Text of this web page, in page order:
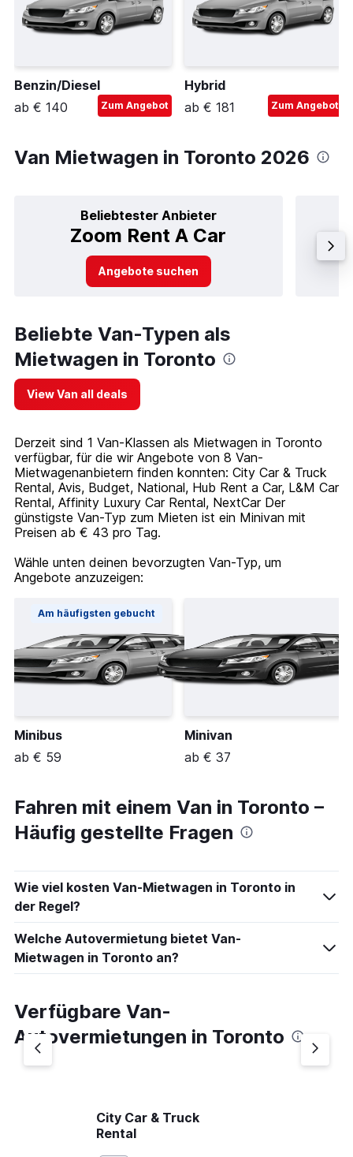
Benzin/Diesel
ab € 140
Zum Angebot
Hybrid
ab € 181
Zum Angebot
Van Mietwagen in Toronto 2026
Beliebtester Anbieter
Zoom Rent A Car
Angebote suchen
Beliebte Van-Typen als
Mietwagen in Toronto
View Van all deals
Derzeit sind 1 Van-Klassen als Mietwagen in Toronto
verfügbar, für die wir Angebote von 8 Van-
Mietwagenanbietern finden konnten: City Car & Truck
Rental, Avis, Budget, National, Hub Rent a Car, L&M Car
Rental, Affinity Luxury Car Rental, NextCar Der
günstigste Van-Typ zum Mieten ist ein Minivan mit
Preisen ab € 43 pro Tag.
Wähle unten deinen bevorzugten Van-Typ, um
Angebote anzuzeigen:
Am häufigsten gebucht
Minibus
ab € 59
Minivan
ab € 37
Fahren mit einem Van in Toronto –
Häufig gestellte Fragen
Wie viel kosten Van-Mietwagen in Toronto in
der Regel?
Welche Autovermietung bietet Van-
Mietwagen in Toronto an?
Verfügbare Van-
Autovermietungen in Toronto
City Car & Truck
Rental